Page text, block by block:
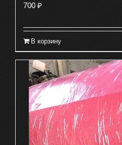
700 ₽
В корзину